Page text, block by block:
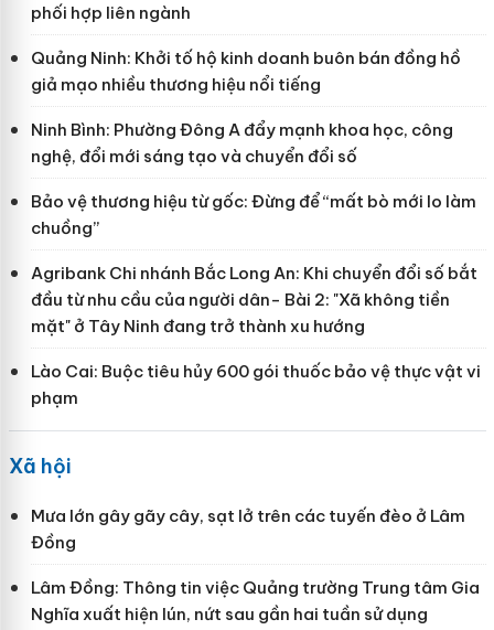
phối hợp liên ngành
Quảng Ninh: Khởi tố hộ kinh doanh buôn bán đồng hồ
giả mạo nhiều thương hiệu nổi tiếng
Ninh Bình: Phường Đông A đẩy mạnh khoa học, công
nghệ, đổi mới sáng tạo và chuyển đổi số
Bảo vệ thương hiệu từ gốc: Đừng để “mất bò mới lo làm
chuồng”
Agribank Chi nhánh Bắc Long An: Khi chuyển đổi số bắt
đầu từ nhu cầu của người dân- Bài 2: "Xã không tiền
mặt" ở Tây Ninh đang trở thành xu hướng
Lào Cai: Buộc tiêu hủy 600 gói thuốc bảo vệ thực vật vi
phạm
Xã hội
Mưa lớn gây gãy cây, sạt lở trên các tuyến đèo ở Lâm
Đồng
Lâm Đồng: Thông tin việc Quảng trường Trung tâm Gia
Nghĩa xuất hiện lún, nứt sau gần hai tuần sử dụng